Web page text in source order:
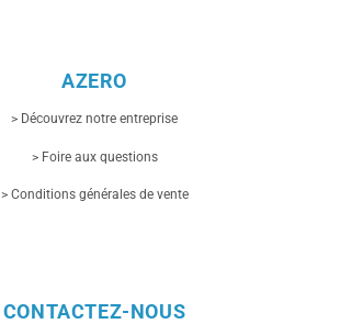
AZERO
> Découvrez notre entreprise
> Foire aux questions
> Conditions générales de vente
CONTACTEZ-NOUS